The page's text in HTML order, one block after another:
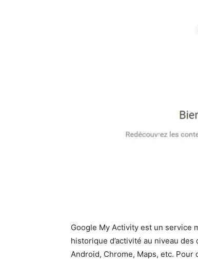
Google My Activity est un service
historique d’activité au niveau
Android, Chrome, Maps, etc.